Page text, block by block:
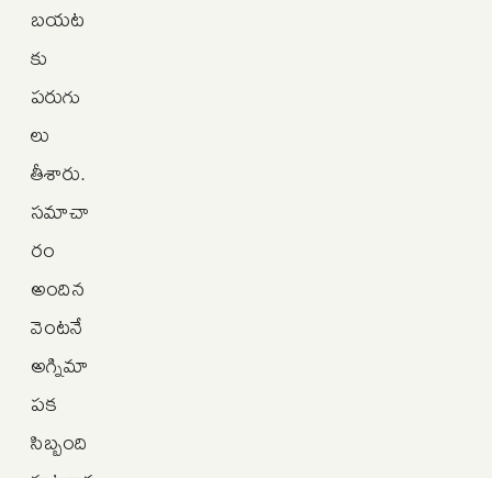
బయట
కు
పరుగు
లు
తీశారు.
సమాచా
రం
అందిన
వెంటనే
అగ్నిమా
పక
సిబ్బంది